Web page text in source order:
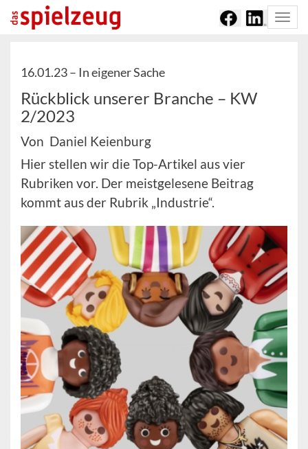
16.01.23 – In eigener Sache
Rückblick unserer Branche – KW
2/2023
Von Daniel Keienburg
Hier stellen wir die Top-Artikel aus vier
Rubriken vor. Der meistgelesene Beitrag
kommt aus der Rubrik „Industrie“.